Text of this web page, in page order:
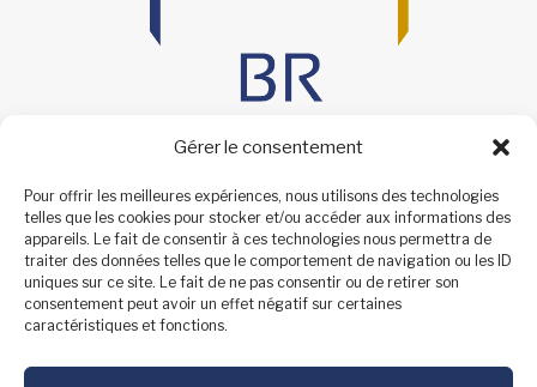
Gérer le consentement
Pour offrir les meilleures expériences, nous utilisons des technologies
telles que les cookies pour stocker et/ou accéder aux informations des
appareils. Le fait de consentir à ces technologies nous permettra de
traiter des données telles que le comportement de navigation ou les ID
uniques sur ce site. Le fait de ne pas consentir ou de retirer son
consentement peut avoir un effet négatif sur certaines
caractéristiques et fonctions.